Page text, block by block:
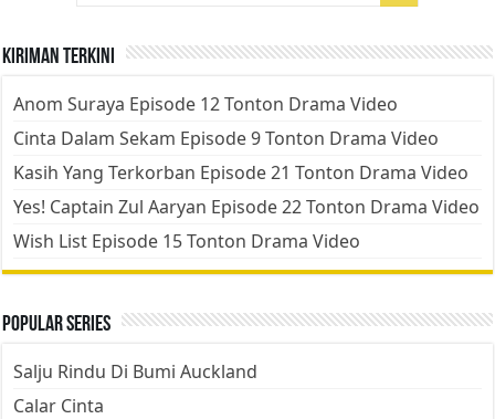
Kiriman Terkini
Anom Suraya Episode 12 Tonton Drama Video
Cinta Dalam Sekam Episode 9 Tonton Drama Video
Kasih Yang Terkorban Episode 21 Tonton Drama Video
Yes! Captain Zul Aaryan Episode 22 Tonton Drama Video
Wish List Episode 15 Tonton Drama Video
Popular Series
Salju Rindu Di Bumi Auckland
Calar Cinta